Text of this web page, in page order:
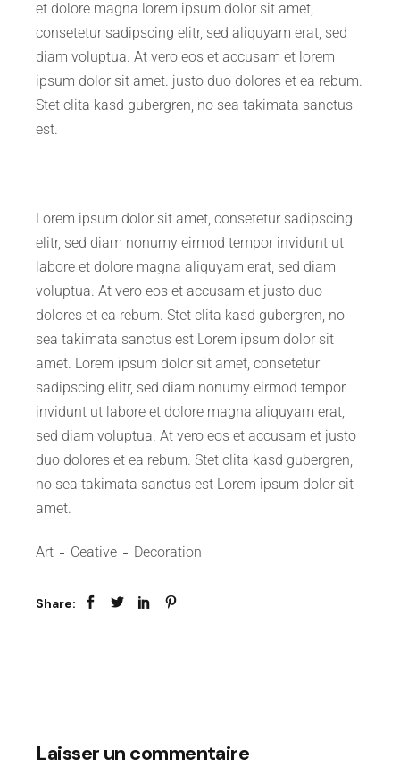
et dolore magna lorem ipsum dolor sit amet,
consetetur sadipscing elitr, sed aliquyam erat, sed
diam voluptua. At vero eos et accusam et lorem
ipsum dolor sit amet. justo duo dolores et ea rebum.
Stet clita kasd gubergren, no sea takimata sanctus
est.
Lorem ipsum dolor sit amet, consetetur sadipscing
elitr, sed diam nonumy eirmod tempor invidunt ut
labore et dolore magna aliquyam erat, sed diam
voluptua. At vero eos et accusam et justo duo
dolores et ea rebum. Stet clita kasd gubergren, no
sea takimata sanctus est Lorem ipsum dolor sit
amet. Lorem ipsum dolor sit amet, consetetur
sadipscing elitr, sed diam nonumy eirmod tempor
invidunt ut labore et dolore magna aliquyam erat,
sed diam voluptua. At vero eos et accusam et justo
duo dolores et ea rebum. Stet clita kasd gubergren,
no sea takimata sanctus est Lorem ipsum dolor sit
amet.
Art Ceative Decoration
Share:
Laisser un commentaire